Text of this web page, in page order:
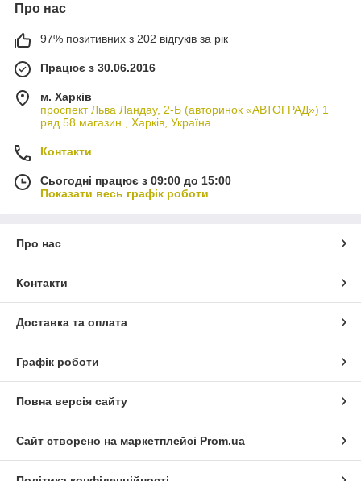
Про нас
97% позитивних з 202 відгуків за рік
Працює з 30.06.2016
м. Харків
проспект Льва Ландау, 2-Б (авторинок «АВТОГРАД») 1
ряд 58 магазин., Харків, Україна
Контакти
Сьогодні працює з 09:00 до 15:00
Показати весь графік роботи
Про нас
Контакти
Доставка та оплата
Графік роботи
Повна версія сайту
Сайт створено на маркетплейсі Prom.ua